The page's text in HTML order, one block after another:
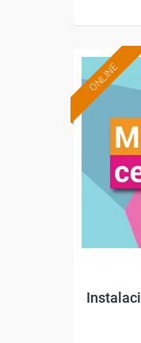
ONLINE